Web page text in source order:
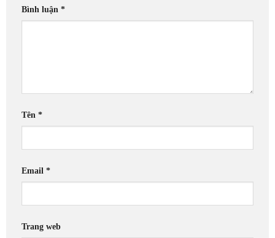
Bình luận *
Tên *
Email *
Trang web